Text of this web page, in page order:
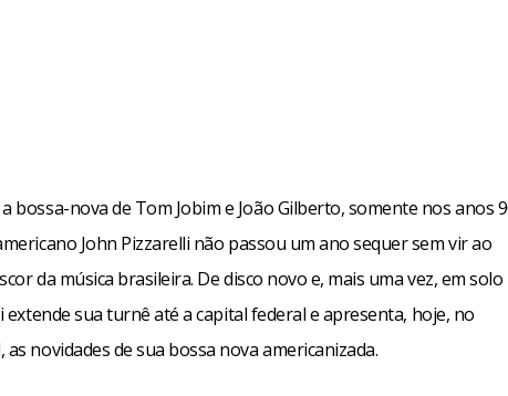
bossa-nova de Tom Jobim e João Gilberto, somente nos anos
John Pizzarelli não passou um ano sequer sem vir ao
da música brasileira. De disco novo e, mais uma vez, em solo
sua turnê até a capital federal e apresenta, hoje, no
as novidades de sua bossa nova americanizada.